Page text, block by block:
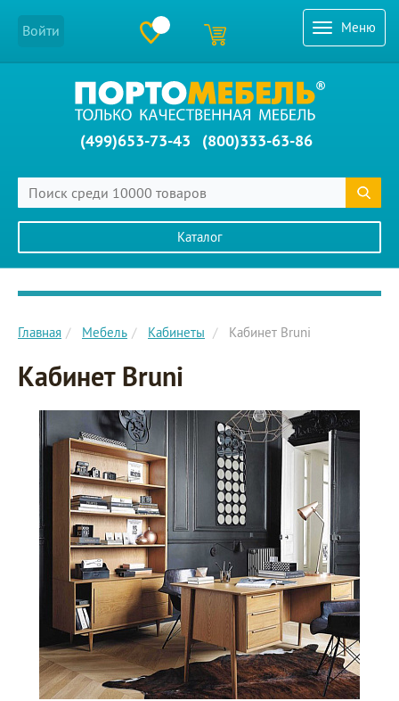
Меню
Войти
(499)653-73-43 (800)333-63-86
Каталог
Главное меню сайта
Главная Мебель Кабинеты Кабинет Bruni
Кабинет Bruni